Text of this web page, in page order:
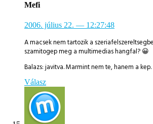
Mefi
2006. július 22. — 12:27:48
A macsek nem tartozik a
szamitogep meg a multimedias hangfal? 😀
Balazs: javitva. Marmint nem te, hanem a kep.
Válasz